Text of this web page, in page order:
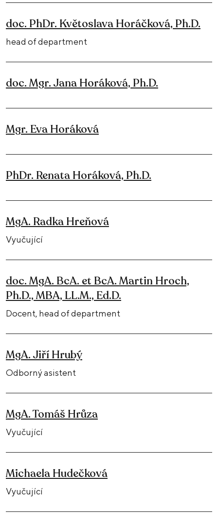
doc. PhDr. Květoslava Horáčková, Ph.D.
head of department
doc. Mgr. Jana Horáková, Ph.D.
Mgr. Eva Horáková
PhDr. Renata Horáková, Ph.D.
MgA. Radka Hreňová
Vyučující
doc. MgA. BcA. et BcA. Martin Hroch,
Ph.D., MBA, LL.M., Ed.D.
Docent, head of department
MgA. Jiří Hrubý
Odborný asistent
MgA. Tomáš Hrůza
Vyučující
Michaela Hudečková
Vyučující